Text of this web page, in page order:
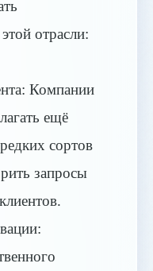
отрасли:
Компании
ещё
сортов
запросы